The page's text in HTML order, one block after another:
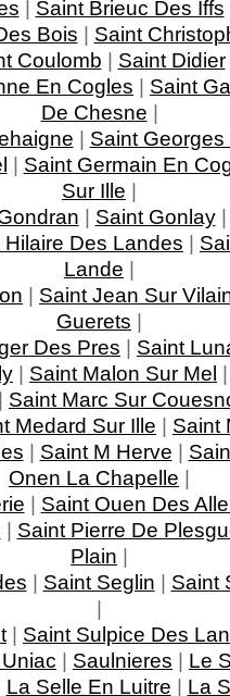
| Saint Brieuc Des Iffs
Bois | Saint
Coulomb | Saint Didier
En Cogles | Saint
De Chesne |
| Saint
| Saint Germain En
Sur Ille |
| Saint Gonlay
Hilaire Des Landes |
Lande |
| Saint Jean Sur
Guerets |
Des Pres | Saint
| Saint Malon Sur Mel
| Saint Marc Sur
Medard Sur Ille | Saint
| Saint M Herve |
Onen La Chapelle |
| Saint Ouen Des
| Saint Pierre De
Plain |
| Saint Seglin | Saint
|
| Saint Sulpice Des
| Saulnieres | Le
La Selle En Luitre | La